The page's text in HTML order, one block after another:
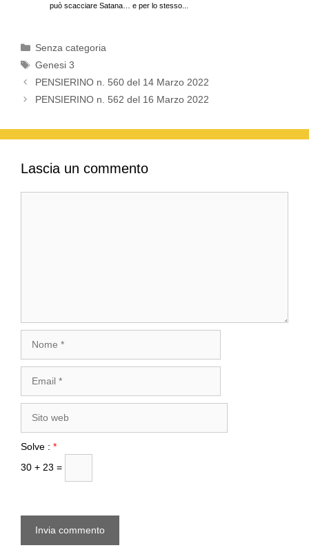
k
può scacciare Satana… e per lo stesso...
Categorie
Senza categoria
Tag
Genesi 3
PENSIERINO n. 560 del 14 Marzo 2022
PENSIERINO n. 562 del 16 Marzo 2022
Lascia un commento
web
Solve : *
30 + 23 =